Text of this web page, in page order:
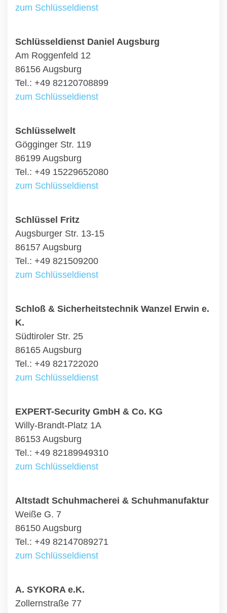
zum Schlüsseldienst
Schlüsseldienst Daniel Augsburg
Am Roggenfeld 12
86156 Augsburg
Tel.: +49 82120708899
zum Schlüsseldienst
Schlüsselwelt
Gögginger Str. 119
86199 Augsburg
Tel.: +49 15229652080
zum Schlüsseldienst
Schlüssel Fritz
Augsburger Str. 13-15
86157 Augsburg
Tel.: +49 821509200
zum Schlüsseldienst
Schloß & Sicherheitstechnik Wanzel Erwin e.
K.
Südtiroler Str. 25
86165 Augsburg
Tel.: +49 821722020
zum Schlüsseldienst
EXPERT-Security GmbH & Co. KG
Willy-Brandt-Platz 1A
86153 Augsburg
Tel.: +49 82189949310
zum Schlüsseldienst
Altstadt Schuhmacherei & Schuhmanufaktur
Weiße G. 7
86150 Augsburg
Tel.: +49 82147089271
zum Schlüsseldienst
A. SYKORA e.K.
Zollernstraße 77